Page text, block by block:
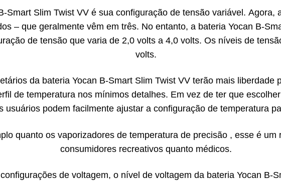
Smart Slim Twist VV é sua configuração de tensão variável. Agora,
– que geralmente vêm em três. No entanto, a bateria Yocan B-
de tensão que varia de 2,0 volts a 4,0 volts. Os níveis de
volts.
da bateria Yocan B-Smart Slim Twist VV terão mais liberdade
de temperatura nos mínimos detalhes. Em vez de ter que
usuários podem facilmente ajustar a configuração de temperatura
quanto os vaporizadores de temperatura de precisão , esse é
consumidores recreativos quanto médicos.
de voltagem, o nível de voltagem da bateria Yocan B-